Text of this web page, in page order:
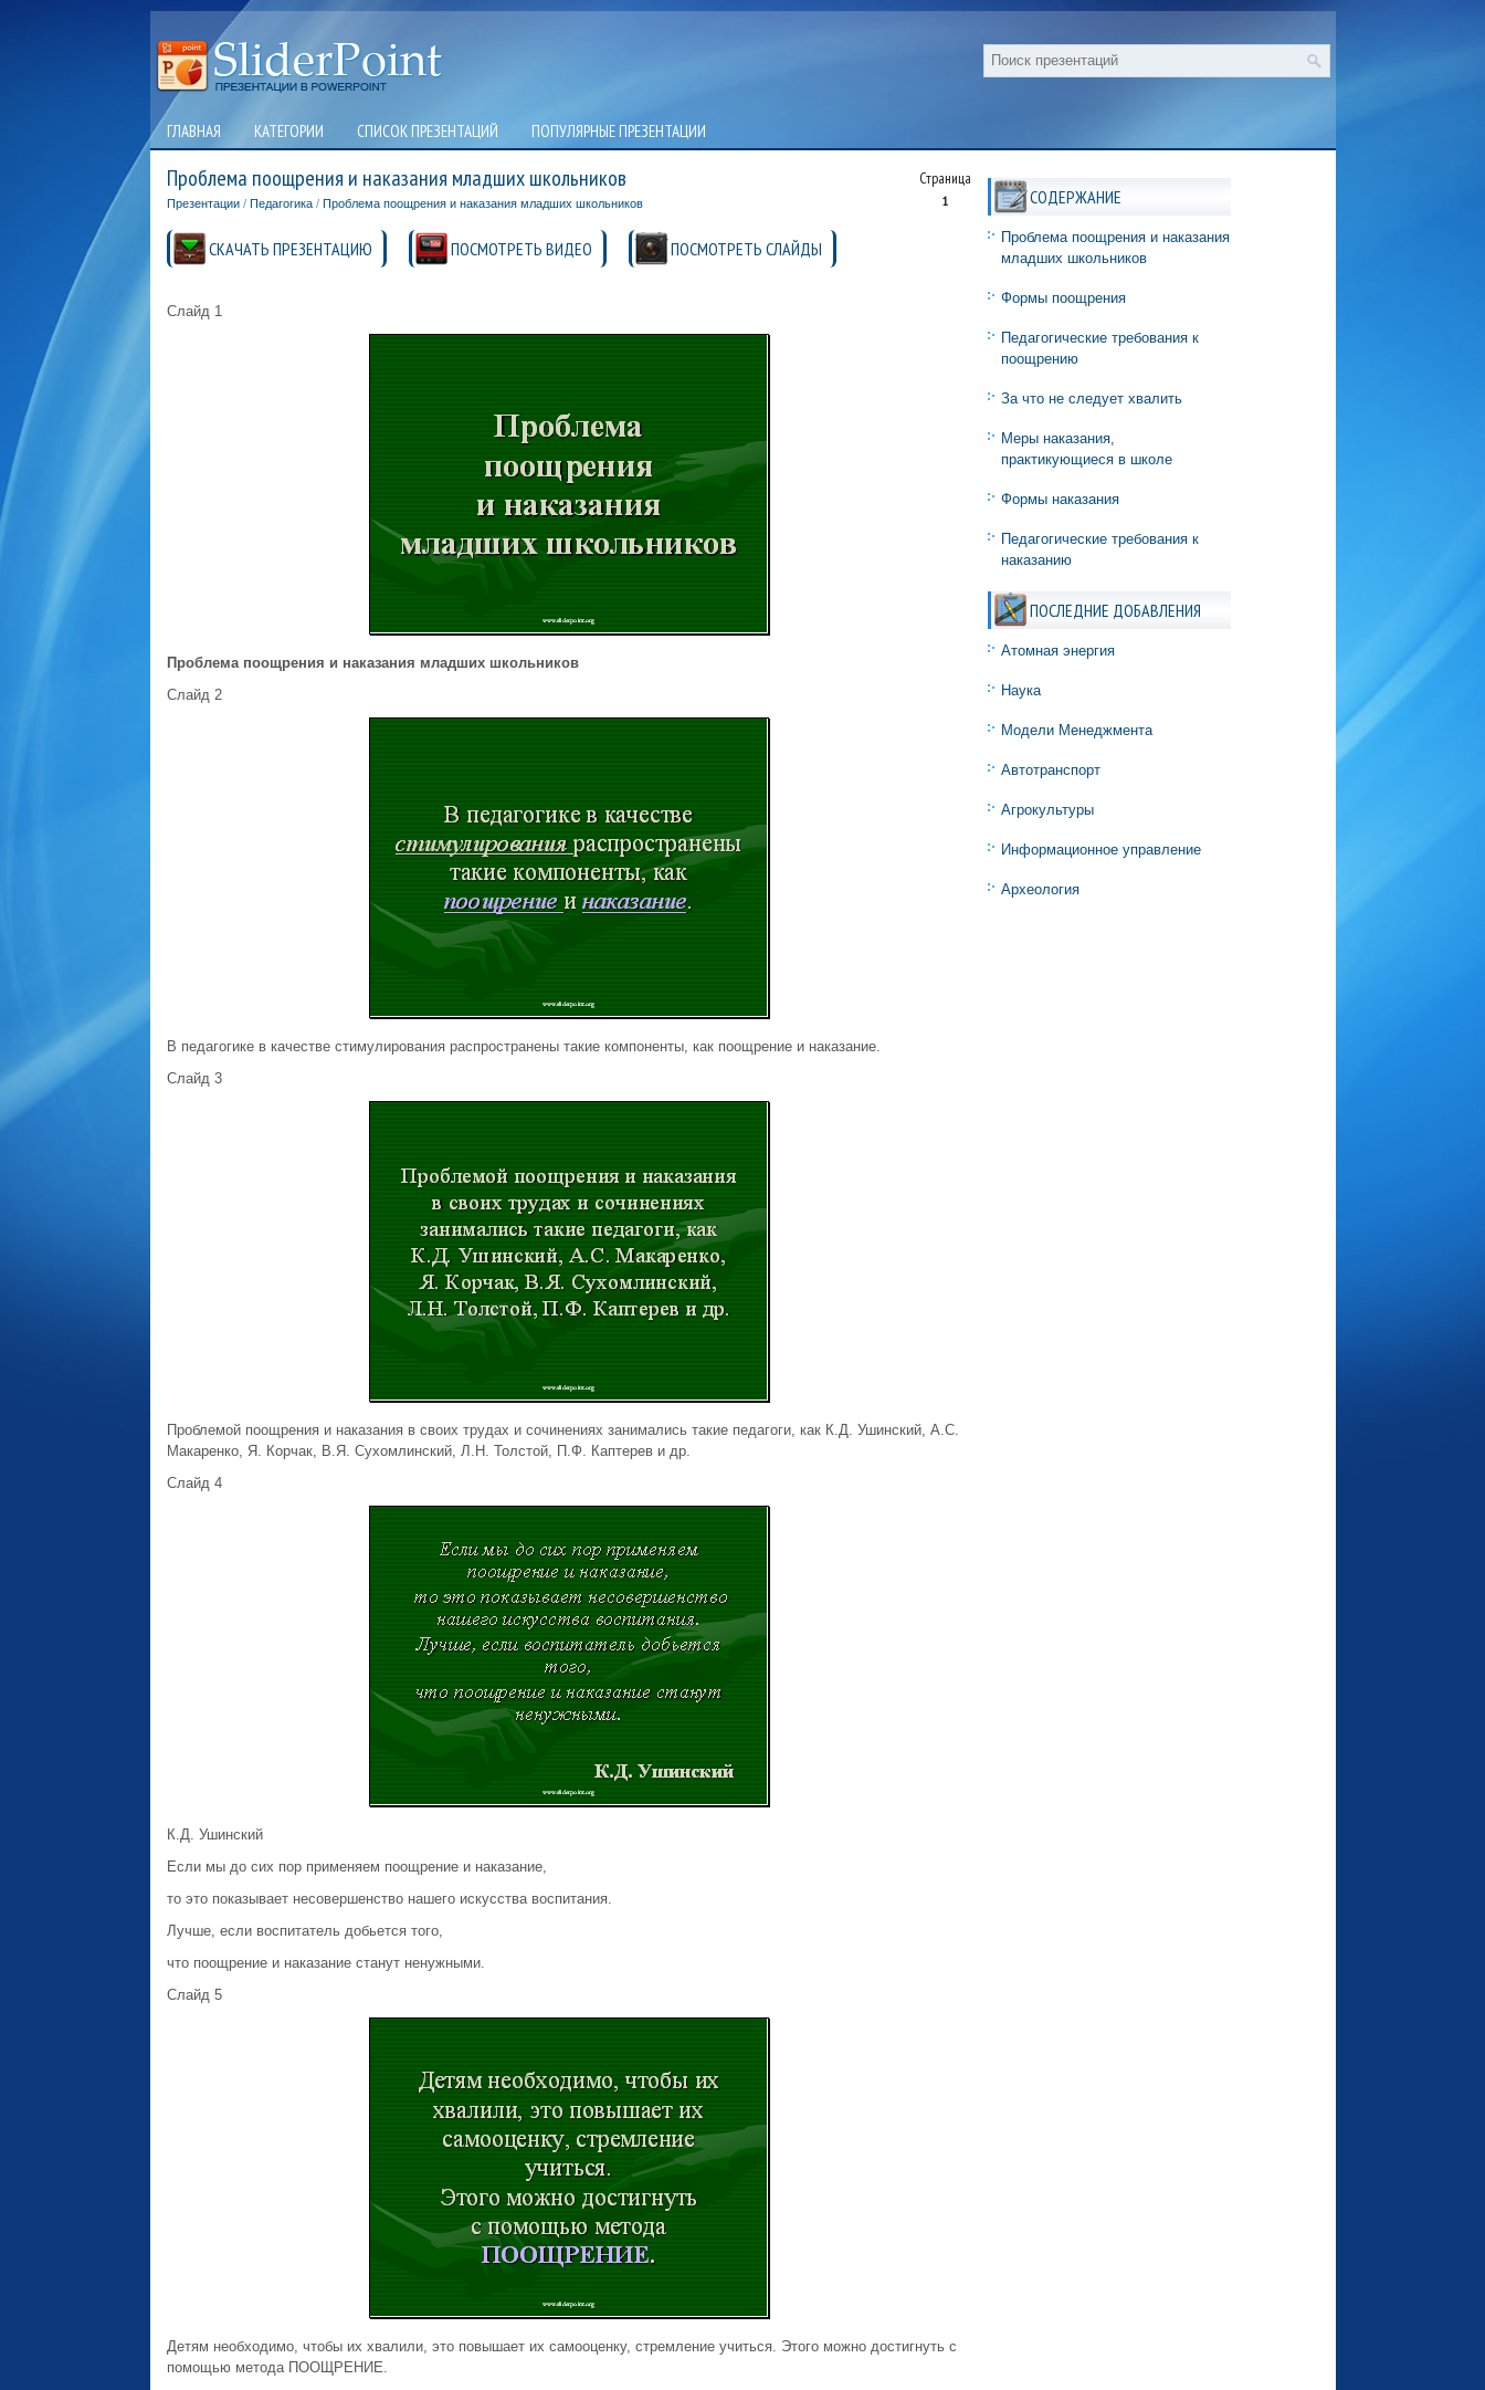
ГЛАВНАЯ КАТЕГОРИИ СПИСОК ПРЕЗЕНТАЦИЙ ПОПУЛЯРНЫЕ ПРЕЗЕНТАЦИИ
Проблема поощрения и наказания младших школьников Страница
1
Презентации/ Педагогика/ Проблема поощрения и наказания младших школьников
СКАЧАТЬ ПРЕЗЕНТАЦИЮ ПОСМОТРЕТЬ ВИДЕО ПОСМОТРЕТЬ СЛАЙДЫ
Слайд 1
Проблема поощрения и наказания младших школьников
Слайд 2
В педагогике в качестве стимулирования распространены такие компоненты, как поощрение и наказание.
Слайд 3
Проблемой поощрения и наказания в своих трудах и сочинениях занимались такие педагоги, как К.Д. Ушинский, А.С.
Макаренко, Я. Корчак, В.Я. Сухомлинский, Л.Н. Толстой, П.Ф. Каптерев и др.
Слайд 4
К.Д. Ушинский
Если мы до сих пор применяем поощрение и наказание,
то это показывает несовершенство нашего искусства воспитания.
Лучше, если воспитатель добьется того,
что поощрение и наказание станут ненужными.
Слайд 5
Детям необходимо, чтобы их хвалили, это повышает их самооценку, стремление учиться. Этого можно достигнуть с
помощью метода ПООЩРЕНИЕ.
СОДЕРЖАНИЕ
Проблема поощрения и наказания
младших школьников
Формы поощрения
Педагогические требования к
поощрению
За что не следует хвалить
Меры наказания,
практикующиеся в школе
Формы наказания
Педагогические требования к
наказанию
ПОСЛЕДНИЕ ДОБАВЛЕНИЯ
Атомная энергия
Наука
Модели Менеджмента
Автотранспорт
Агрокультуры
Информационное управление
Археология